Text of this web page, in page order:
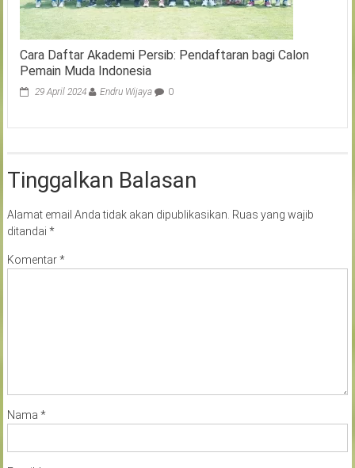
Cara Daftar Akademi Persib: Pendaftaran bagi Calon
Pemain Muda Indonesia
29 April 2024 Endru Wijaya 0
Tinggalkan Balasan
Alamat email Anda tidak akan dipublikasikan. Ruas yang wajib
ditandai *
Komentar*
Nama *